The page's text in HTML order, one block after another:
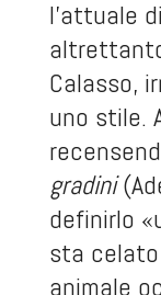
l'attuale
Calasso,
uno stile.
gradini
definirlo
sta
animale